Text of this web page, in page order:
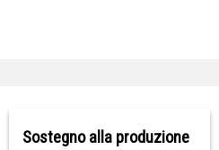
Sostegno alla produzione